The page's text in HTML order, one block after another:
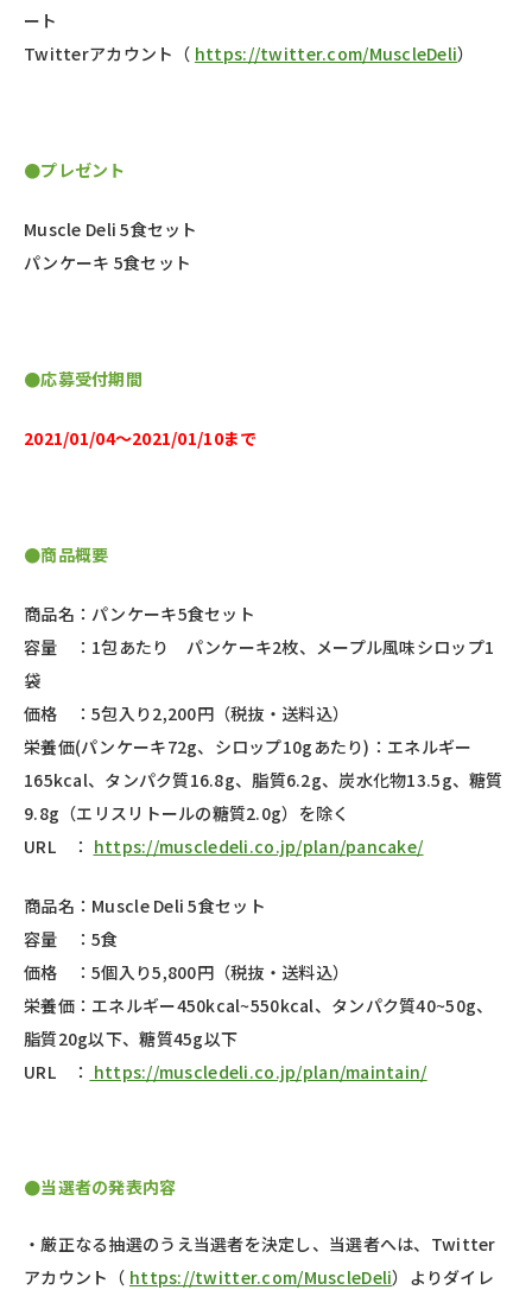
ート
Twitterアカウント（ https://twitter.com/MuscleDeli）
●プレゼント
Muscle Deli 5食セット
パンケーキ 5食セット
●応募受付期間
2021/01/04〜2021/01/10まで
●商品概要
商品名：パンケーキ5食セット
容量 ：1包あたり パンケーキ2枚、メープル風味シロップ1
袋
価格 ：5包入り2,200円（税抜・送料込）
栄養価(パンケーキ72g、シロップ10gあたり)：エネルギー
165kcal、タンパク質16.8g、脂質6.2g、炭水化物13.5g、糖質
9.8g（エリスリトールの糖質2.0g）を除く
URL ： https://muscledeli.co.jp/plan/pancake/
商品名：Muscle Deli 5食セット
容量 ：5食
価格 ：5個入り5,800円（税抜・送料込）
栄養価：エネルギー450kcal~550kcal、タンパク質40~50g、
脂質20g以下、糖質45g以下
URL： https://muscledeli.co.jp/plan/maintain/
●当選者の発表内容
・厳正なる抽選のうえ当選者を決定し、当選者へは、Twitter
アカウント（ https://twitter.com/MuscleDeli）よりダイレ